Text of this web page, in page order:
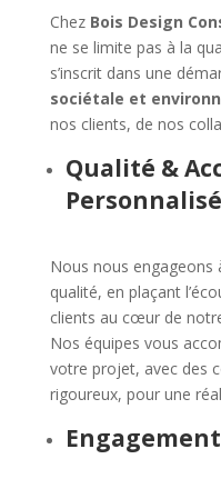
Chez Bois Design
ne se limite pas à la
s’inscrit dans une
sociétale et
nos clients, de nos
Qualité &
Personnalisé
Nous nous engageons
qualité, en plaçant
clients au cœur de
Nos équipes vous
votre projet, avec des
rigoureux, pour une